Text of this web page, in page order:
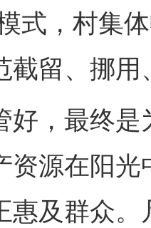
式，村集
截留、挪
，最终是
资源在阳
惠及群众